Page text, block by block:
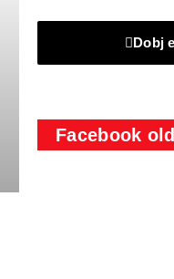
Dobj
Facebook